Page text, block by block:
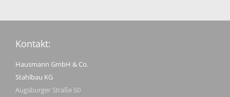
Kontakt:
Hausmann GmbH & Co.
Stahlbau KG
Augsburger Straße 50